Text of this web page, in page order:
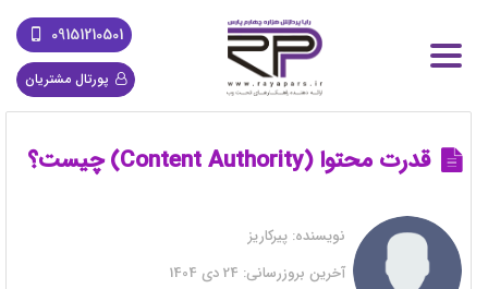
09151210501
پورتال مشتریان
قدرت محتوا (Content Authority) چیست؟
نویسنده: پیرکاریز
آخرین بروزرسانی: